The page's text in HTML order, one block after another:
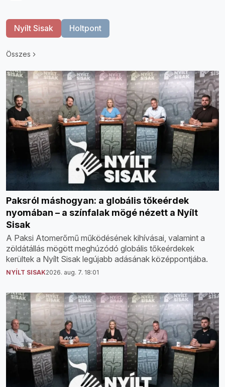
Nyílt Sisak Holtpont
Összes
Paksról máshogyan: a globális tőkeérdek
nyomában – a színfalak mögé nézett a Nyílt
Sisak
A Paksi Atomerőmű működésének kihívásai, valamint a
zöldátállás mögött meghúzódó globális tőkeérdekek
kerültek a Nyílt Sisak legújabb adásának középpontjába.
NYÍLT SISAK2026. aug. 7. 18:01